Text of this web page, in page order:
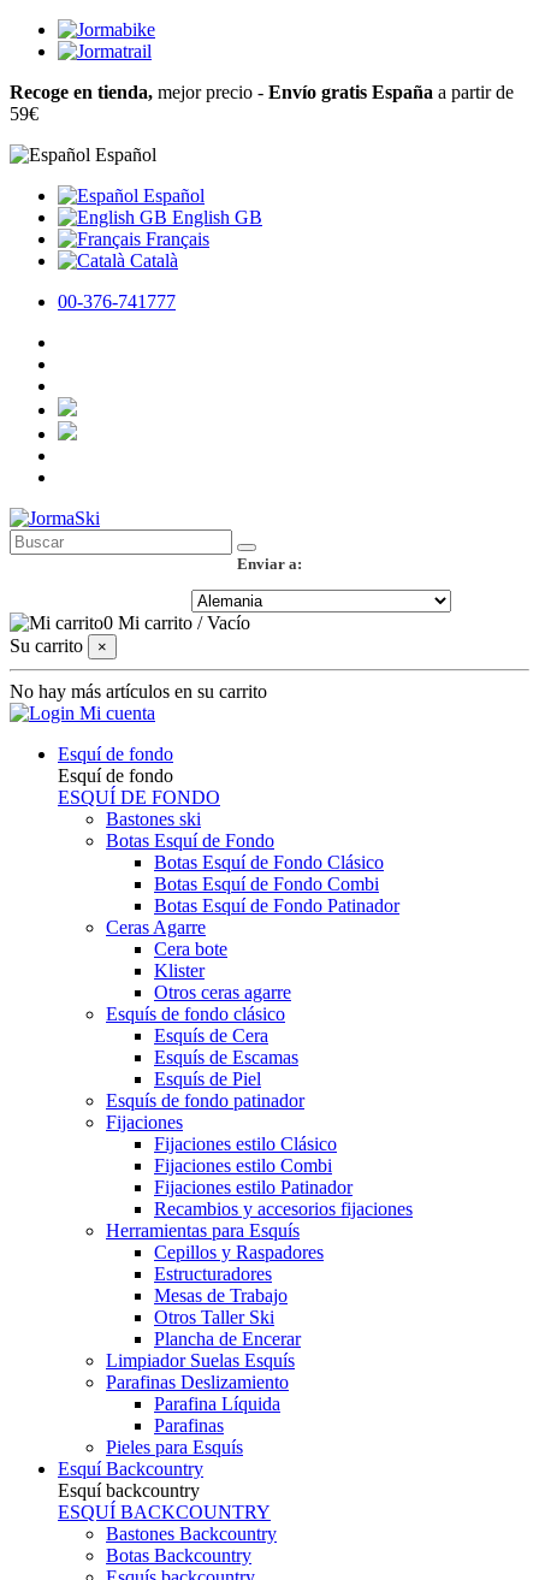
Recoge en tienda, mejor precio - Envío gratis España a partir de
59€
Español
Español
English GB
Français
Català
00-376-741777
Enviar a:
0 Mi carrito /Vacío
Su carrito
×
No hay más artículos en su carrito
Mi cuenta
Esquí de fondo
Esquí de fondo
ESQUÍ DE FONDO
Bastones ski
Botas Esquí de Fondo
Botas Esquí de Fondo Clásico
Botas Esquí de Fondo Combi
Botas Esquí de Fondo Patinador
Ceras Agarre
Cera bote
Klister
Otros ceras agarre
Esquís de fondo clásico
Esquís de Cera
Esquís de Escamas
Esquís de Piel
Esquís de fondo patinador
Fijaciones
Fijaciones estilo Clásico
Fijaciones estilo Combi
Fijaciones estilo Patinador
Recambios y accesorios fijaciones
Herramientas para Esquís
Cepillos y Raspadores
Estructuradores
Mesas de Trabajo
Otros Taller Ski
Plancha de Encerar
Limpiador Suelas Esquís
Parafinas Deslizamiento
Parafina Líquida
Parafinas
Pieles para Esquís
Esquí Backcountry
Esquí backcountry
ESQUÍ BACKCOUNTRY
Bastones Backcountry
Botas Backcountry